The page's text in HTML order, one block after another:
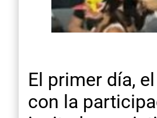
El primer día,
con la